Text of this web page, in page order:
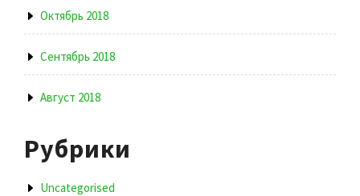
Октябрь 2018
Сентябрь 2018
Август 2018
Рубрики
Uncategorised